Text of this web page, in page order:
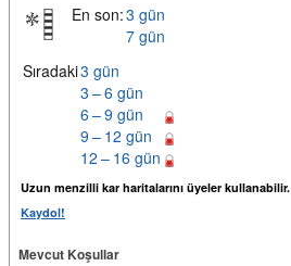
En son:3 gün
7 gün
Sıradaki3 gün
3 – 6 gün
6 – 9 gün
9 – 12 gün
12 – 16 gün
Uzun menzilli kar haritalarını üyeler kullanabilir.
Kaydol!
Mevcut Koşullar